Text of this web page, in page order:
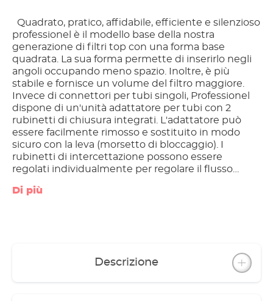
Quadrato, pratico, affidabile, efficiente e silenzioso
professionel è il modello base della nostra
generazione di filtri top con una forma base
quadrata. La sua forma permette di inserirlo negli
angoli occupando meno spazio. Inoltre, è più
stabile e fornisce un volume del filtro maggiore.
Invece di connettori per tubi singoli, Professionel
dispone di un'unità adattatore per tubi con 2
rubinetti di chiusura integrati. L'adattatore può
essere facilmente rimosso e sostituito in modo
sicuro con la leva (morsetto di bloccaggio). I
rubinetti di intercettazione possono essere
regolati individualmente per regolare il flusso
cestelli filtranti. Questi hanno manici pieghevoli e
qualità (assi e manicotti della girante), assicurano
corsa, elevata resilienza e durata estremamente
Di più
Descrizione